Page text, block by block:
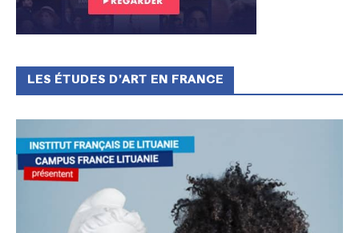
LES ÉTUDES D’ART EN FRANCE